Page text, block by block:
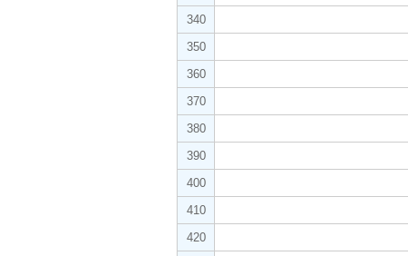
340
350
360
370
380
390
400
410
420